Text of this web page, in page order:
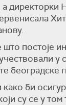
а директорки
постоје
у
београдске
би
су се у том